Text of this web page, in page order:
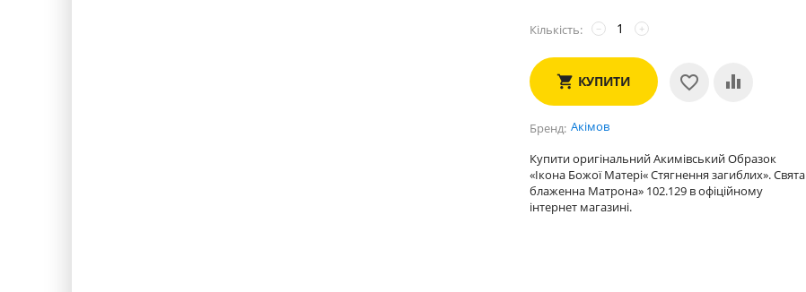
Кількість: +
−
КУПИТИ
Бренд Акімов
Купити оригінальний Акимівський Образок
«Ікона Божої Матері« Стягнення загиблих». Свята
блаженна Матрона» 102.129 в офіційному
інтернет магазині.